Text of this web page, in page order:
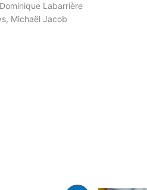
Labarrière
Michaël Jacob